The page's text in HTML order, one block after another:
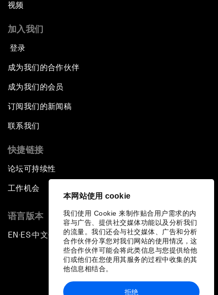
本网站使用 cookie
我们使用 Cookie 来制作贴合用户需求的内
容与广告、提供社交媒体功能以及分析我们
的流量。我们还会与社交媒体、广告和分析
合作伙伴分享您对我们网站的使用情况，这
些合作伙伴可能会将此类信息与您提供给他
们或他们在您使用其服务的过程中收集的其
他信息相结合。
拒绝
视频
加入我们
登录
成为我们的合作伙伴
成为我们的会员
订阅我们的新闻稿
联系我们
快捷链接
论坛可持续性
工作机会
语言版本
EN ▪ ES▪中文▪ 日本語